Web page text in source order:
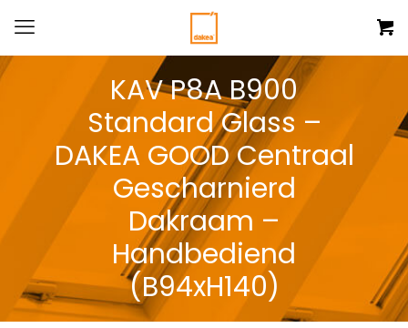
KAV P8A B900
Standard Glass –
DAKEA GOOD Centraal
Gescharnierd
Dakraam –
Handbediend
(B94xH140)